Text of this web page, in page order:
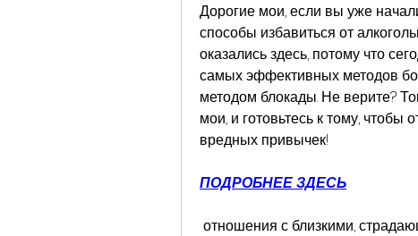
Дорогие мои, если вы уже
способы избавиться от
оказались здесь, потому что
самых эффективных методов
методом блокады. Не верите?
мои, и готовьтесь к тому,
вредных привычек!
ПОДРОБНЕЕ ЗДЕСЬ